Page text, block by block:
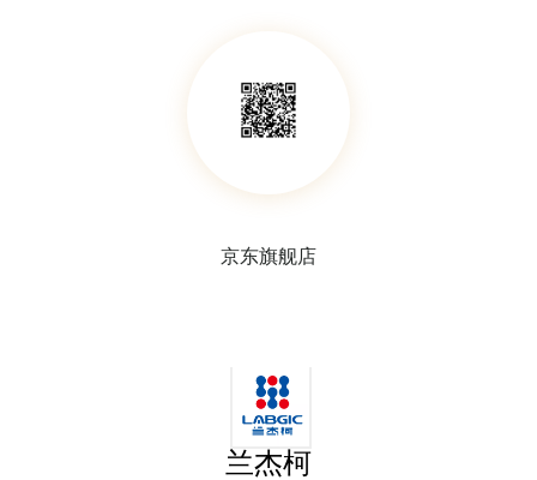
京东旗舰店
兰杰柯